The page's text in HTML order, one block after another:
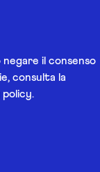
negare il consenso
consulta la
policy.